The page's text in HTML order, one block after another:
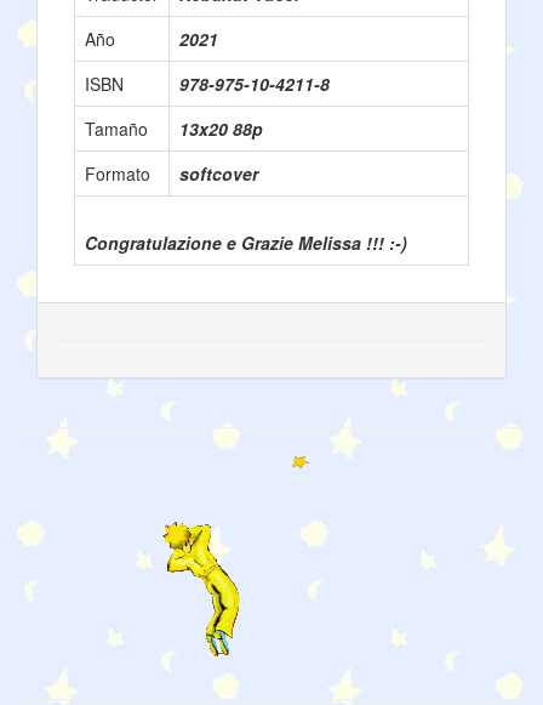
Año
2021
ISBN
978-975-10-4211-8
Tamaño
13x20 88p
Formato
softcover
Congratulazione e Grazie Melissa !!! :-)